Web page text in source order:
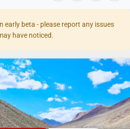
early beta - please report any issues
have noticed.